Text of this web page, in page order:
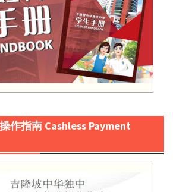
作指南 Cashless Payment